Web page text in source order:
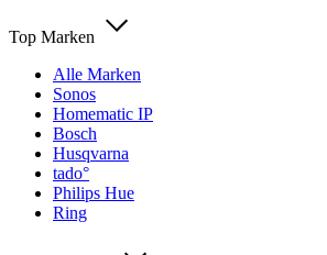
Top Marken
Alle Marken
Sonos
Homematic IP
Bosch
Husqvarna
tado°
Philips Hue
Ring